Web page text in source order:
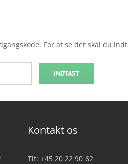
For at se det skal du
Kontakt os
Tlf: +45 20 22 90 62